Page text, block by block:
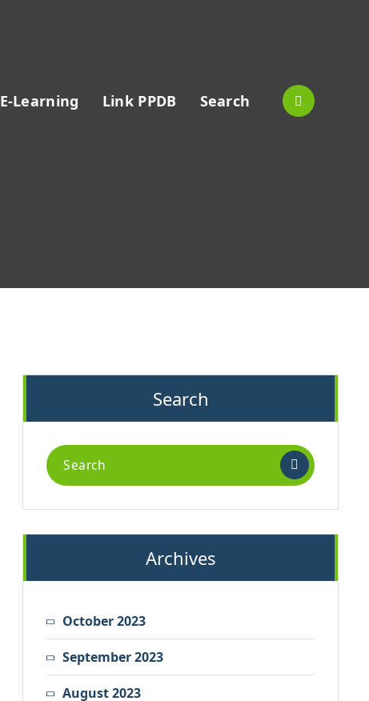
E-Learning Link PPDB Search
Search
Search
for:
Archives
October 2023
September 2023
August 2023